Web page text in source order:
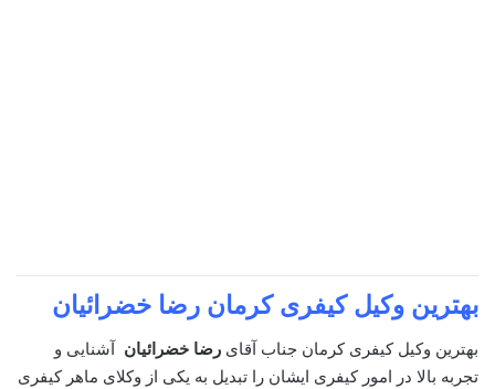
بهترین وکیل کیفری کرمان رضا خضرائیان
بهترین وکیل کیفری کرمان جناب آقای رضا خضرائیان آشنایی و
تجربه بالا در امور کیفری ایشان را تبدیل به یکی از وکلای ماهر کیفری